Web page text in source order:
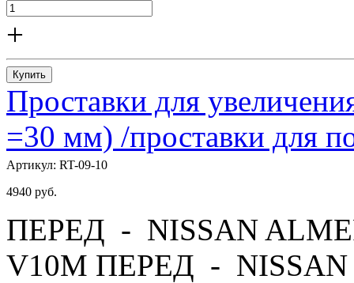
+
Купить
Проставки для
=30 мм) /проставки для
Артикул: RT-09-10
4940 руб.
ПЕРЕД - NISSAN
V10M ПЕРЕД -